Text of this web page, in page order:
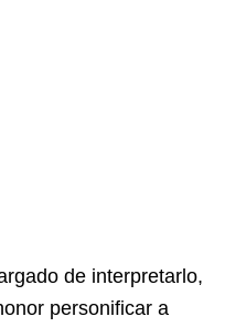
de interpretarlo,
personificar a